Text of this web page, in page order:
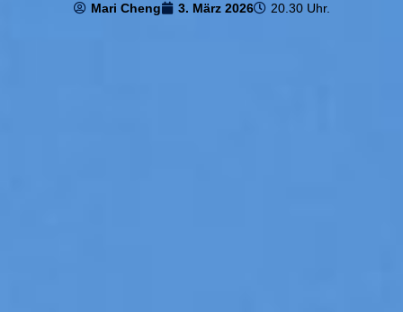
Mari Cheng 3. März 2026 20.30 Uhr.